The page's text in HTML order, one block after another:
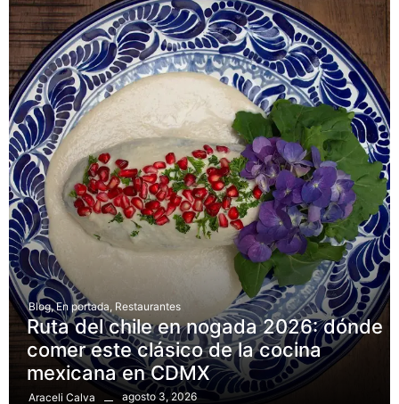
Blog, En portada Restaurantes
Ruta del chile en nogada 2026: dónde
comer este clásico de la cocina
mexicana en CDMX
Araceli Calva agosto 3, 2026